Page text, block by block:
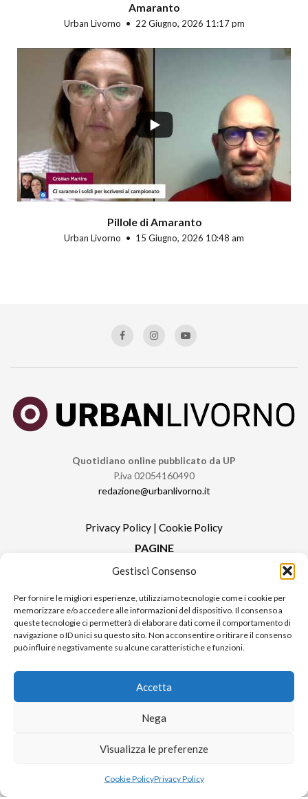
Gestisci Consenso
Per fornire le migliori esperienze, utilizziamo tecnologie come i cookie per
memorizzare e/o accedere alle informazioni del dispositivo. Il consenso a
queste tecnologie ci permetterà di elaborare dati come il comportamento di
navigazione o ID unici su questo sito. Non acconsentire o ritirare il consenso
può influire negativamente su alcune caratteristiche e funzioni.
Accetta
Nega
Visualizza le preferenze
Cookie PolicyPrivacy Policy
Amaranto
Urban Livorno 22 Giugno, 2026 11:17 pm
Pillole di Amaranto
Urban Livorno 15 Giugno, 2026 10:48 am
Quotidiano online pubblicato da UP
P.iva 02054160490
redazione@urbanlivorno.it
Privacy Policy | Cookie Policy
PAGINE
Redazione
Contatti
Pubblicità
Sitemap
RUBRICHE
Urban Video
© 2024 UP di Poggianti Simona | Urban Livorno è una testata giornalistica